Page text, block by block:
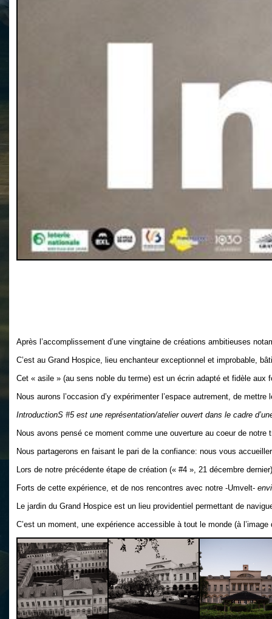
Après l’accomplissement d’une vingtaine de créations ambitieuses
C’est au Grand Hospice, lieu enchanteur exceptionnel et improbable,
Cet « asile » (au sens noble du terme) est un écrin adapté et fidèle
Nous aurons l’occasion d’y expérimenter l’espace autrement, de
IntroductionS #5 est une représentation/atelier ouvert dans le cadre
Nous avons pensé ce moment comme une ouverture au coeur de
Nous partagerons en faisant le pari de la confiance: nous vous
Lors de notre précédente étape de création (« #4 », 21 décembre
Forts de cette expérience, et de nos rencontres avec notre -Umvelt-
Le jardin du Grand Hospice est un lieu providentiel permettant de
C’est un moment, une expérience accessible à tout le monde (à